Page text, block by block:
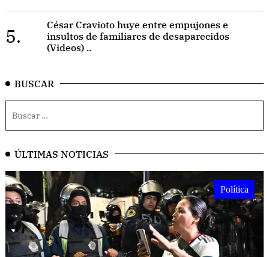
5.
César Cravioto huye entre empujones e
insultos de familiares de desaparecidos
(Videos) ..
BUSCAR
ÚLTIMAS NOTICIAS
Política